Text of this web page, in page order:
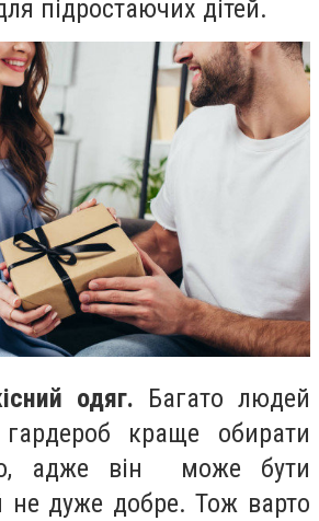
підростаючих дітей.
одяг. Багато людей
краще обирати
адже він може бути
не дуже добре. Тож варто